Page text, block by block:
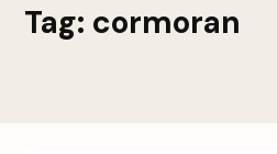
Episodios
Tag: cormoran